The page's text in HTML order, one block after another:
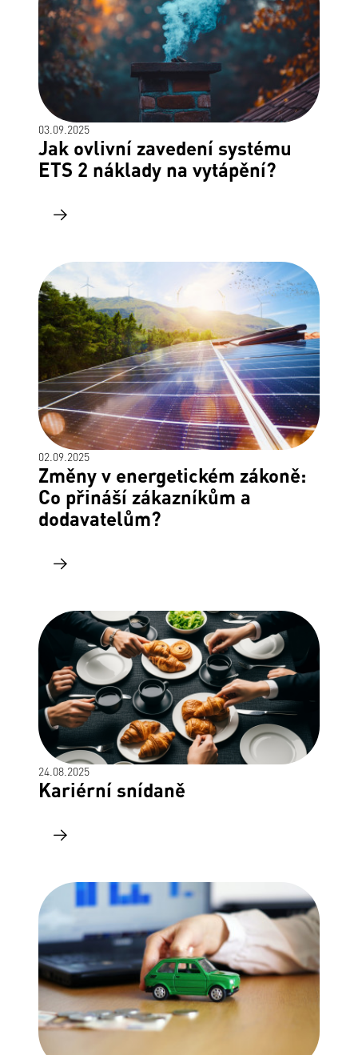
03.09.2025
Jak ovlivní zavedení systému
ETS 2 náklady na vytápění?
02.09.2025
Změny v energetickém zákoně:
Co přináší zákazníkům a
dodavatelům?
24.08.2025
Kariérní snídaně